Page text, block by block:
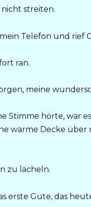
streiten.
Telefon und rief
ran.
meine
Stimme hörte, war
warme Decke über
zu lächeln.
erste Gute, das